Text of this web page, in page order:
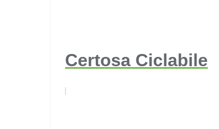
Certosa Ciclabile